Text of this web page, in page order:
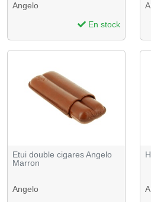
Angelo
En stock
Etui double cigares Angelo
Marron
Angelo